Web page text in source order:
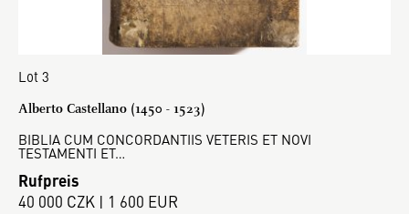
Lot 3
Alberto Castellano (1450 - 1523)
BIBLIA CUM CONCORDANTIIS VETERIS ET NOVI
TESTAMENTI ET…
Rufpreis
40 000 CZK | 1 600 EUR